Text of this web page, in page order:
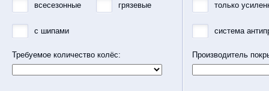
всесезонные грязевые
с шипами
Требуемое количество колёс:
только
система
Производитель